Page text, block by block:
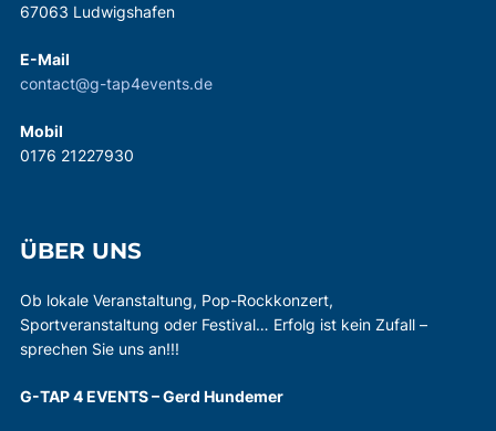
67063 Ludwigshafen
E-Mail
contact@g-tap4events.de
Mobil
0176 21227930
ÜBER UNS
Ob lokale Veranstaltung, Pop-Rockkonzert,
Sportveranstaltung oder Festival… Erfolg ist kein Zufall –
sprechen Sie uns an!!!
G-TAP 4 EVENTS – Gerd Hundemer